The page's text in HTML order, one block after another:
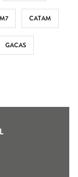
CATAM
GACAS